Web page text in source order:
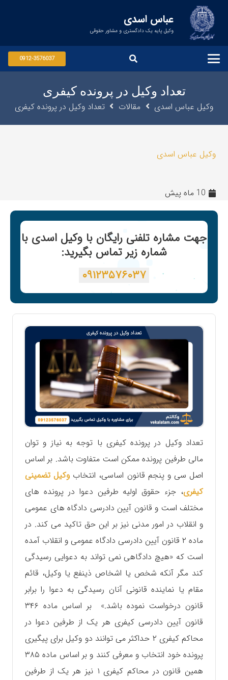
عباس اسدی
وکیل پایه یک دادگستری و مشاور حقوقی
0912-3576037
تعداد وکیل در پرونده کیفری
وکیل عباس اسدی مقالات تعداد وکیل در پرونده کیفری
وکیل عباس اسدی
10 ماه پیش
جهت مشاره تلفنی رایگان با وکیل اسدی با
شماره زیر تماس بگیرید:
۰۹۱۲۳۵۷۶۰۳۷
تعداد وکیل در پرونده کیفری با توجه به نیاز و توان
مالی طرفین پرونده ممکن است متفاوت باشد. بر اساس
اصل سی و پنجم قانون اساسی، انتخابوکیل تضمینی
کیفری، جزء حقوق اولیه طرفین دعوا در پرونده های
مختلف است و قانون آیین دادرسی دادگاه های عمومی
و انقلاب در امور مدنی نیز بر این حق تاکید می کند. در
ماده ۲ قانون آیین دادرسی دادگاه عمومی و انقلاب آمده
است که «هیچ دادگاهی نمی تواند به دعوایی رسیدگی
کند مگر آنکه شخص یا اشخاص ذینفع یا وکیل، قائم
مقام یا نماینده قانونی آنان رسیدگی به دعوا را برابر
قانون درخواست نموده باشد.» بر اساس ماده ۳۴۶
قانون آیین دادرسی کیفری هر یک از طرفین دعوا در
محاکم کیفری ۲ حداکثر می توانند دو وکیل برای پیگیری
پرونده خود انتخاب و معرفی کنند و بر اساس ماده ۳۸۵
همین قانون در محاکم کیفری ۱ نیز هر یک از طرفین